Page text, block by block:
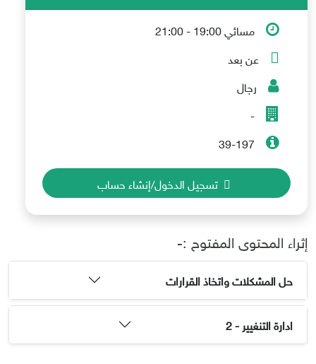
مسائي 19:00 - 21:00
عن بعد
رجال
-
39-197
تسجيل الدخول/إنشاء حساب
إثراء المحتوى المفتوح :-
حل المشكلات واتخاذ القرارات
ادارة التنغيير - 2